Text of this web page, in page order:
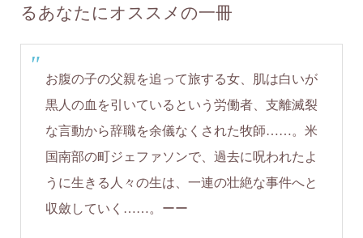
るあなたにオススメの一冊
お腹の子の父親を追って旅する女、肌は白いが
黒人の血を引いているという労働者、支離滅裂
な言動から辞職を余儀なくされた牧師……。米
国南部の町ジェファソンで、過去に呪われたよ
うに生きる人々の生は、一連の壮絶な事件へと
収斂していく……。ーー